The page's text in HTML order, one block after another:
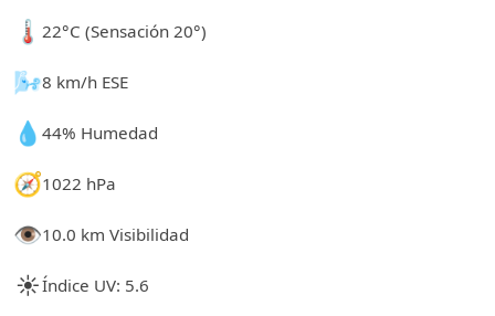
🌡️22°C (Sensación 20°)
🌬️8 km/h ESE
💧44% Humedad
🧭1022 hPa
👁️10.0 km Visibilidad
☀️Índice UV: 5.6